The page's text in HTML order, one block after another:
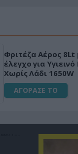
«Μαγική»
για αύξηση της
ΑΓΟΡΑΣΕ ΤΟ